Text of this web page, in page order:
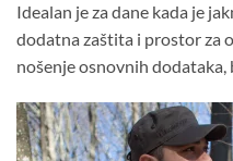
Idealan je za dane kada je
dodatna zaštita i prostor za
nošenje osnovnih